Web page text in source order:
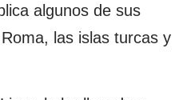
algunos de sus
las islas turcas y